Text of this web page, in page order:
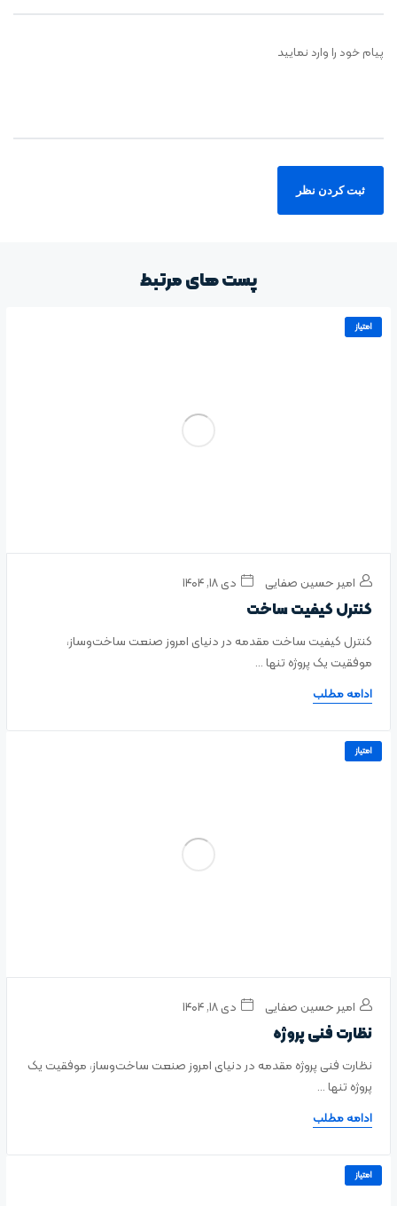
پیام خود را وارد نمایید
پست های مرتبط
امتیاز
امیر حسین صفایی دی ۱۸, ۱۴۰۴
کنترل کیفیت ساخت
کنترل کیفیت ساخت مقدمه در دنیای امروز صنعت ساخت‌وساز،
موفقیت یک پروژه تنها ...
ادامه مطلب
امتیاز
امیر حسین صفایی دی ۱۸, ۱۴۰۴
نظارت فنی پروژه
نظارت فنی پروژه مقدمه در دنیای امروز صنعت ساخت‌وساز، موفقیت یک
پروژه تنها ...
ادامه مطلب
امتیاز